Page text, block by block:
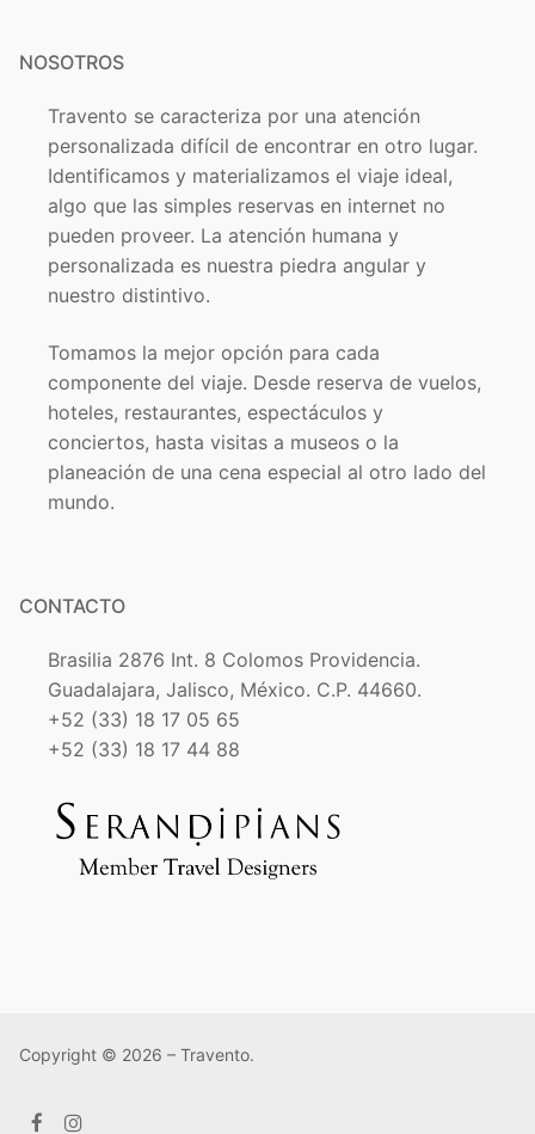
NOSOTROS
Travento se caracteriza por una atención
personalizada difícil de encontrar en otro lugar.
Identificamos y materializamos el viaje ideal,
algo que las simples reservas en internet no
pueden proveer. La atención humana y
personalizada es nuestra piedra angular y
nuestro distintivo.
Tomamos la mejor opción para cada
componente del viaje. Desde reserva de vuelos,
hoteles, restaurantes, espectáculos y
conciertos, hasta visitas a museos o la
planeación de una cena especial al otro lado del
mundo.
CONTACTO
Brasilia 2876 Int. 8 Colomos Providencia.
Guadalajara, Jalisco, México. C.P. 44660.
+52 (33) 18 17 05 65
+52 (33) 18 17 44 88
Copyright © 2026 – Travento.